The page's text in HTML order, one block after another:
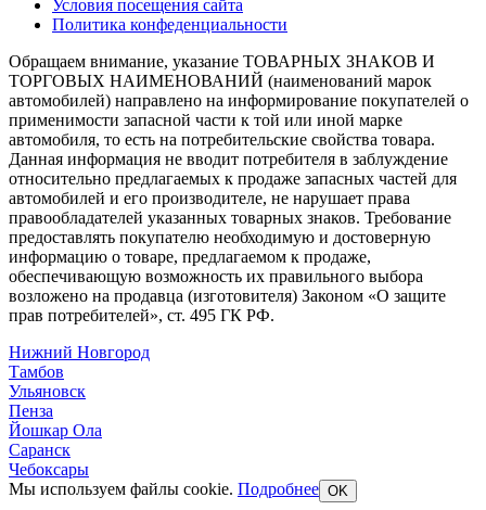
Условия посещения сайта
Политика конфеденциальности
Обращаем внимание, указание ТОВАРНЫХ ЗНАКОВ И
ТОРГОВЫХ НАИМЕНОВАНИЙ (наименований марок
автомобилей) направлено на информирование покупателей о
применимости запасной части к той или иной марке
автомобиля, то есть на потребительские свойства товара.
Данная информация не вводит потребителя в заблуждение
относительно предлагаемых к продаже запасных частей для
автомобилей и его производителе, не нарушает права
правообладателей указанных товарных знаков. Требование
предоставлять покупателю необходимую и достоверную
информацию о товаре, предлагаемом к продаже,
обеспечивающую возможность их правильного выбора
возложено на продавца (изготовителя) Законом «О защите
прав потребителей», ст. 495 ГК РФ.
Нижний Новгород
Тамбов
Ульяновск
Пенза
Йошкар Ола
Саранск
Чебоксары
Мы используем файлы cookie. Подробнее OK